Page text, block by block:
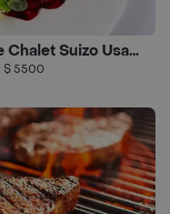
Restaurante Chalet Suizo Usaquen
$ 5500